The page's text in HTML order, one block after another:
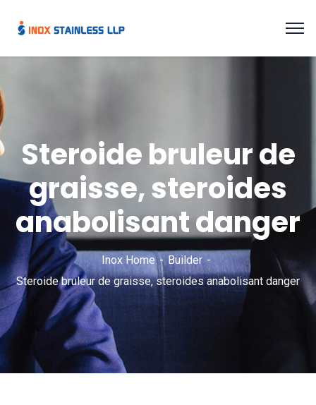
Steroide bruleur de
graisse, steroides
anabolisant danger
Inox Home
Builder
Steroide bruleur de graisse, steroides anabolisant danger